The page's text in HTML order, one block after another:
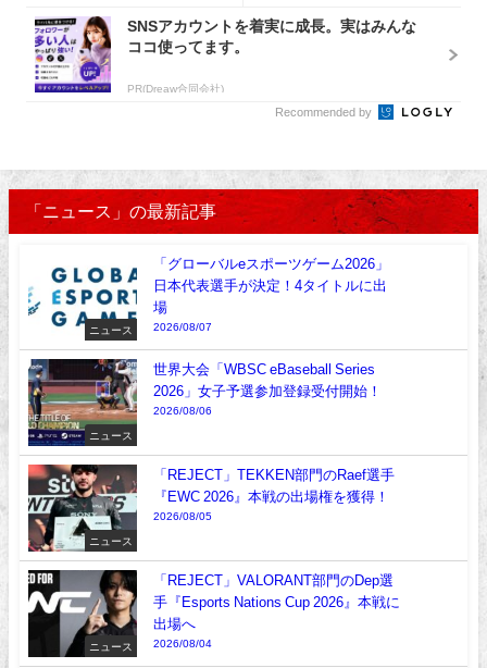
SNSアカウントを着実に成長。実はみんな
ココ使ってます。
PR(Dreaw合同会社)
Recommended by
「ニュース」の最新記事
ニュース
「グローバルeスポーツゲーム2026」
日本代表選手が決定！4タイトルに出
場
2026/08/07
ニュース
世界大会「WBSC eBaseball Series
2026」女子予選参加登録受付開始！
2026/08/06
ニュース
「REJECT」TEKKEN部門のRaef選手
『EWC 2026』本戦の出場権を獲得！
2026/08/05
ニュース
「REJECT」VALORANT部門のDep選
手『Esports Nations Cup 2026』本戦に
出場へ
2026/08/04